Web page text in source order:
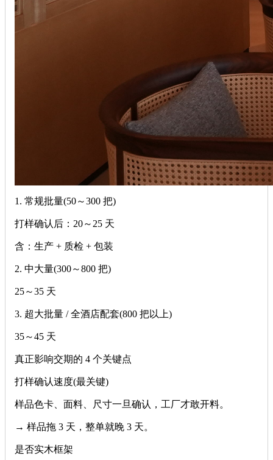
1. 常规批量(50～300 把)
打样确认后：20～25 天
含：生产 + 质检 + 包装
2. 中大量(300～800 把)
25～35 天
3. 超大批量 / 全酒店配套(800 把以上)
35～45 天
真正影响交期的 4 个关键点
打样确认速度(最关键)
样品色卡、面料、尺寸一旦确认，工厂才敢开料。
→ 样品拖 3 天，整单就晚 3 天。
是否实木框架